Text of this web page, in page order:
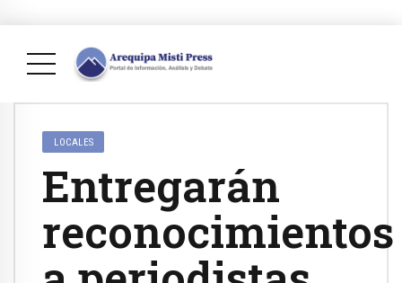
LOCALES
Entregarán
reconocimientos